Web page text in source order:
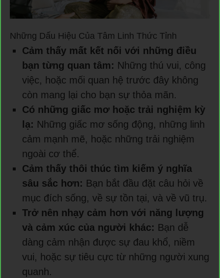
Những Dấu Hiệu Của Tâm Linh Thức Tỉnh
Cảm thấy mất kết nối với những điều
bạn từng quan tâm: Những thú vui, công
việc, hoặc mối quan hệ trước đây không
còn mang lại cho bạn sự thỏa mãn.
Có những giấc mơ hoặc trải nghiệm kỳ
lạ: Những giấc mơ sống động, những linh
cảm mạnh mẽ, hoặc những trải nghiệm
ngoài cơ thể.
Cảm thấy thôi thúc tìm kiếm ý nghĩa
sâu sắc hơn: Bạn bắt đầu đặt câu hỏi về
mục đích sống, về sự tồn tại, và về vũ trụ.
Trở nên nhạy cảm hơn với năng lượng
và cảm xúc của người khác: Bạn dễ
dàng cảm nhận được sự đau khổ, niềm
vui, hoặc sự tiêu cực từ những người xung
quanh.